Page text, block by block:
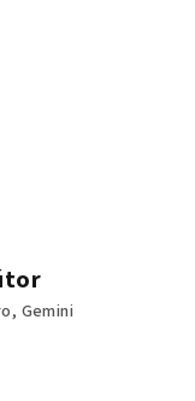
Gemini